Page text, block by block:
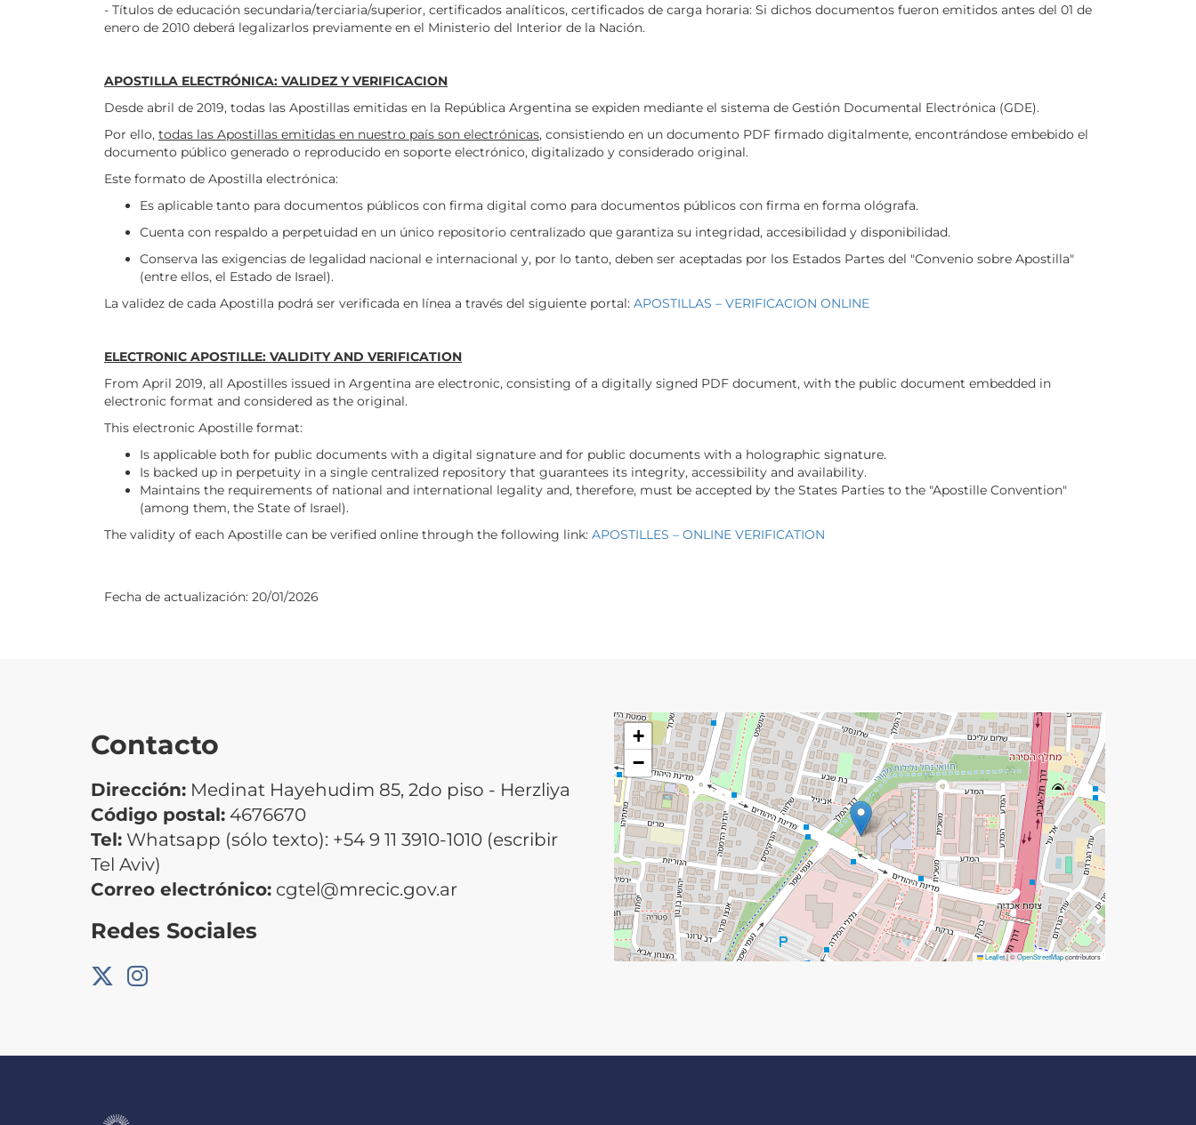
- Títulos de educación secundaria/terciaria/superior, certificados analíticos, certificados de carga horaria: Si dichos documentos fueron emitidos antes del 01 de
enero de 2010 deberá legalizarlos previamente en el Ministerio del Interior de la Nación.
APOSTILLA ELECTRÓNICA: VALIDEZ Y VERIFICACION
Desde abril de 2019, todas las Apostillas emitidas en la República Argentina se expiden mediante el sistema de Gestión Documental Electrónica (GDE).
Por ello, todas las Apostillas emitidas en nuestro país son electrónicas, consistiendo en un documento PDF firmado digitalmente, encontrándose embebido el
documento público generado o reproducido en soporte electrónico, digitalizado y considerado original.
Este formato de Apostilla electrónica:
Es aplicable tanto para documentos públicos con firma digital como para documentos públicos con firma en forma ológrafa.
Cuenta con respaldo a perpetuidad en un único repositorio centralizado que garantiza su integridad, accesibilidad y disponibilidad.
Conserva las exigencias de legalidad nacional e internacional y, por lo tanto, deben ser aceptadas por los Estados Partes del "Convenio sobre Apostilla"
(entre ellos, el Estado de Israel).
La validez de cada Apostilla podrá ser verificada en línea a través del siguiente portal: APOSTILLAS – VERIFICACION ONLINE
ELECTRONIC APOSTILLE: VALIDITY AND VERIFICATION
From April 2019, all Apostilles issued in Argentina are electronic, consisting of a digitally signed PDF document, with the public document embedded in
electronic format and considered as the original.
This electronic Apostille format:
Is applicable both for public documents with a digital signature and for public documents with a holographic signature.
Is backed up in perpetuity in a single centralized repository that guarantees its integrity, accessibility and availability.
Maintains the requirements of national and international legality and, therefore, must be accepted by the States Parties to the "Apostille Convention"
(among them, the State of Israel).
The validity of each Apostille can be verified online through the following link: APOSTILLES – ONLINE VERIFICATION
Fecha de actualización: 20/01/2026
Contacto
Dirección: Medinat Hayehudim 85, 2do piso - Herzliya
Código postal: 4676670
Tel: Whatsapp (sólo texto): +54 9 11 3910-1010 (escribir
Tel Aviv)
Correo electrónico: cgtel@mrecic.gov.ar
Redes Sociales
+
−
Leaflet|©OpenStreetMapcontributors